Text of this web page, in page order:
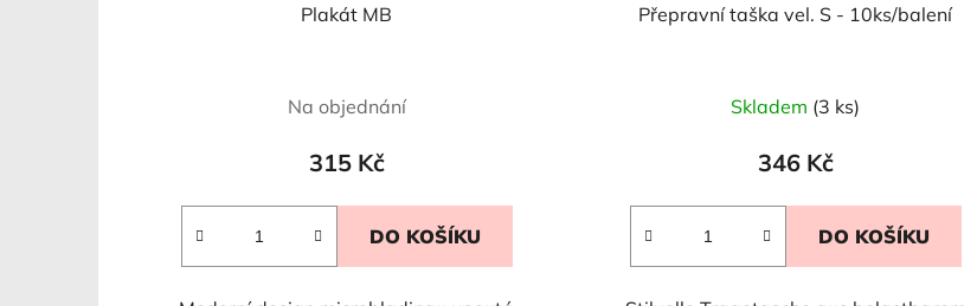
Plakát MB
Na objednání
315 Kč
DO KOŠÍKU
Přepravní taška vel. S - 10ks/balení
Skladem (3 ks)
346 Kč
DO KOŠÍKU